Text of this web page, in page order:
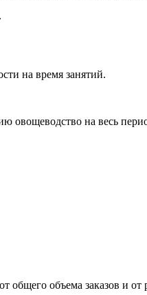
на время занятий.
овощеводство на весь
объема заказов и от